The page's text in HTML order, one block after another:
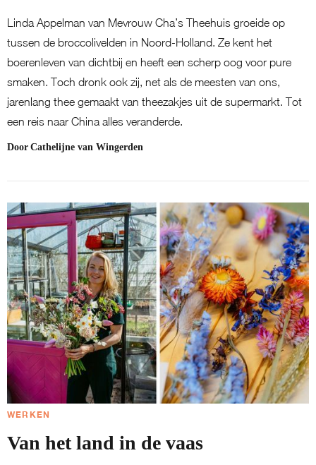
Linda Appelman van Mevrouw Cha’s Theehuis groeide op
tussen de broccolivelden in Noord-Holland. Ze kent het
boerenleven van dichtbij en heeft een scherp oog voor pure
smaken. Toch dronk ook zij, net als de meesten van ons,
jarenlang thee gemaakt van theezakjes uit de supermarkt. Tot
een reis naar China alles veranderde.
Door Cathelijne van Wingerden
WERKEN
Van het land in de vaas